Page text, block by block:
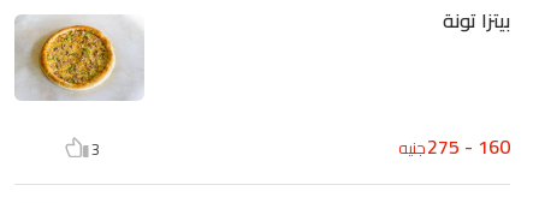
بيتزا تونة
160 - 275 جنيه 3